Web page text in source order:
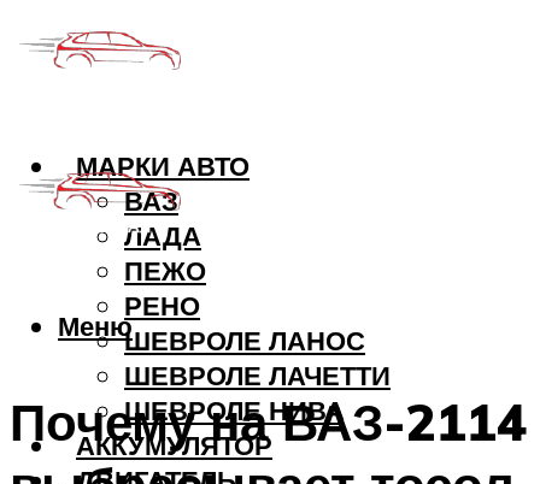
МАРКИ АВТО
ВАЗ
ЛАДА
ПЕЖО
РЕНО
ШЕВРОЛЕ ЛАНОС
ШЕВРОЛЕ ЛАЧЕТТИ
ШЕВРОЛЕ НИВА
АККУМУЛЯТОР
Меню
Почему на ВАЗ-2114